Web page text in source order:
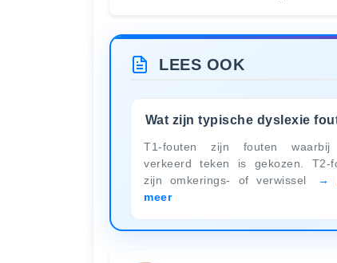
LEES OOK
Wat zijn typische dyslexie
T1-fouten zijn fouten
verkeerd teken is gekozen. T2-
zijn omkerings- of verwissel
meer